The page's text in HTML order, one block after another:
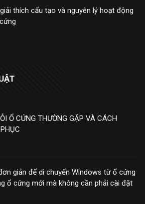
thích cấu tạo và nguyên lý hoạt động
Ổ CỨNG THƯỜNG GẶP VÀ CÁCH
giản để di chuyển Windows từ ổ cứng
ổ cứng mới mà không cần phải cài đặt